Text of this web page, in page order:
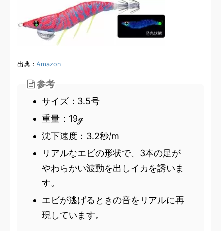
出典： Amazon
参考
サイズ：3.5号
重量：19ℊ
沈下速度：3.2秒/m
リアルなエビの形状で、3本の足が
やわらかい波動を出しイカを誘いま
す。
エビが逃げるときの音をリアルに再
現しています。